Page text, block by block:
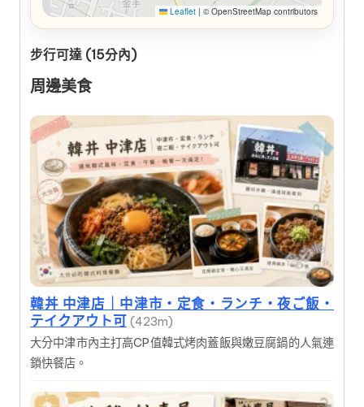
Leaflet | © OpenStreetMap contributors
步行可達 (15分內)
周邊美食
韓丼 中津店｜中津市・定食・ランチ・夜ご飯・
テイクアウト可 (423m)
大分中津市內主打高CP值韓式烤肉蓋飯與嫩豆腐鍋的人氣連
鎖快餐店。